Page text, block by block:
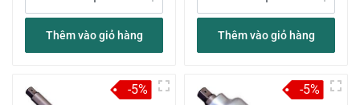
Thêm vào giỏ hàng Thêm vào giỏ hàng
-5% -5%